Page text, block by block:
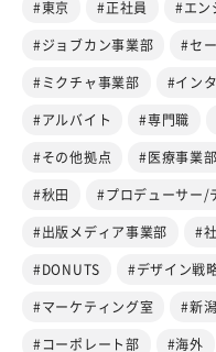
#東京 #正社員 #エン
#ジョブカン事業部 #セ
#ミクチャ事業部 #イン
#アルバイト #専門職
#その他拠点 #医療事業部
#秋田 #プロデューサー/
#出版メディア事業部 #
#DONUTS #デザイン戦
#マーケティング室 #新潟
#コーポレート部 #海外